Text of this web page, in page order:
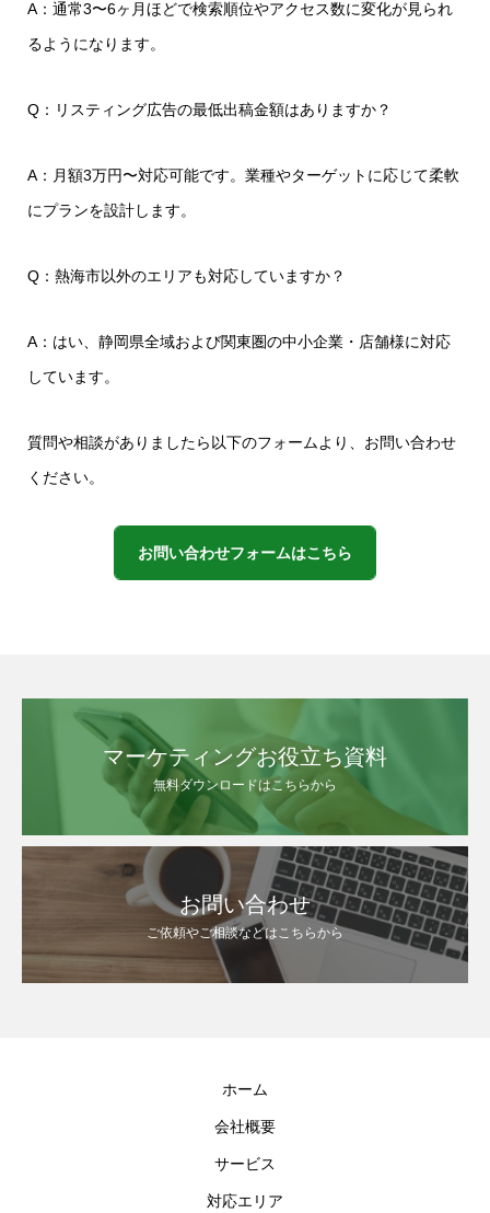
A：通常3〜6ヶ月ほどで検索順位やアクセス数に変化が見られ
るようになります。
Q：リスティング広告の最低出稿金額はありますか？
A：月額3万円〜対応可能です。業種やターゲットに応じて柔軟
にプランを設計します。
Q：熱海市以外のエリアも対応していますか？
A：はい、静岡県全域および関東圏の中小企業・店舗様に対応
しています。
質問や相談がありましたら以下のフォームより、お問い合わせ
ください。
お問い合わせフォームはこちら
マーケティングお役立ち資料
無料ダウンロードはこちらから
お問い合わせ
ご依頼やご相談などはこちらから
ホーム
会社概要
サービス
対応エリア